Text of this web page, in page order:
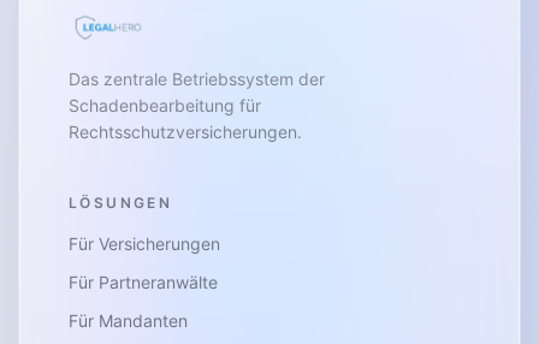
Das zentrale Betriebssystem der
Schadenbearbeitung für
Rechtsschutzversicherungen.
LÖSUNGEN
Für Versicherungen
Für Partneranwälte
Für Mandanten